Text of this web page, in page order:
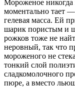
Мороженое
моментально тает —
гелевая масса. Ей
шарик пористым и
рожков тоже не
неровный, так что
мороженого не
тонкий слой
сладкомолочного
пюре, а вместо